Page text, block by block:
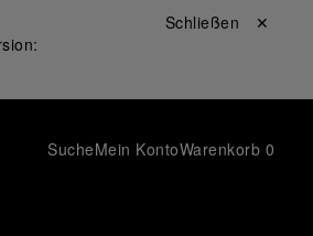
Schließen ✕
SucheMein KontoWarenkorb 0